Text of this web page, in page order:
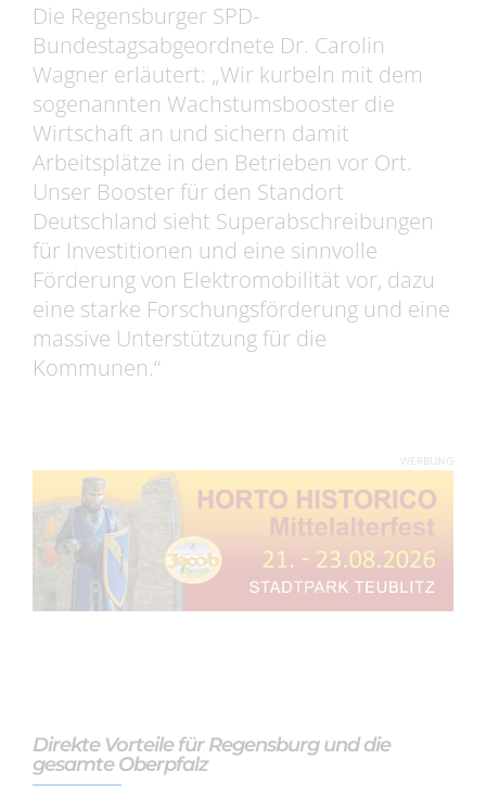
Die Regensburger SPD-
Bundestagsabgeordnete Dr. Carolin
Wagner erläutert: „Wir kurbeln mit dem
sogenannten Wachstumsbooster die
Wirtschaft an und sichern damit
Arbeitsplätze in den Betrieben vor Ort.
Unser Booster für den Standort
Deutschland sieht Superabschreibungen
für Investitionen und eine sinnvolle
Förderung von Elektromobilität vor, dazu
eine starke Forschungsförderung und eine
massive Unterstützung für die
Kommunen.“
WERBUNG
Direkte Vorteile für Regensburg und die
gesamte Oberpfalz